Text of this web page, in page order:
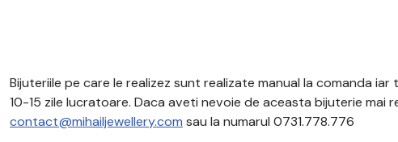
Bijuteriile pe care le realizez sunt realizate manual la comanda
10-15 zile lucratoare. Daca aveti nevoie de aceasta bijuterie
contact@mihailjewellery.com sau la numarul 0731.778.776